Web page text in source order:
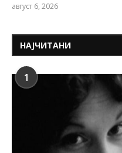
август 6, 2026
НАЈЧИТАНИ
1